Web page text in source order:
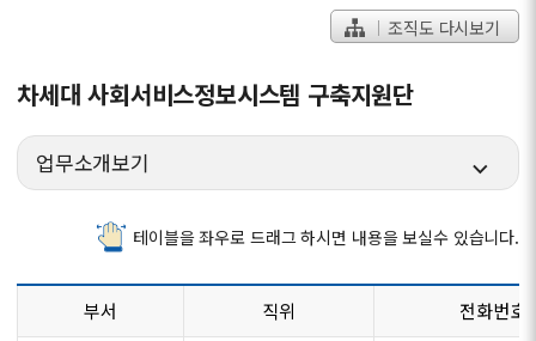
조직도 다시보기
차세대 사회서비스정보시스템 구축지원단
업무소개보기
테이블을 좌우로 드래그 하시면 내용을 보실수 있습니다.
부서 직위 전화번호